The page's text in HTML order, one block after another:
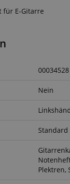
für E-Gitarre
00034528
Nein
Standard
Plektren,